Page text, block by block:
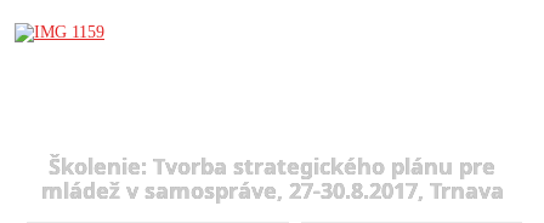
Školenie: Tvorba strategického plánu pre
mládež v samospráve, 27-30.8.2017, Trnava